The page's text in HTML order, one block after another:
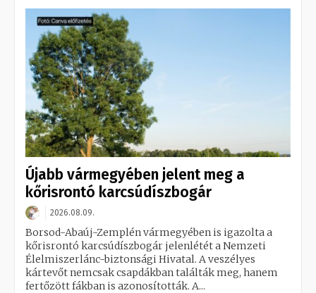
Újabb vármegyében jelent meg a
kőrisrontó karcsúdíszbogár
2026.08.09.
Borsod-Abaúj-Zemplén vármegyében is igazolta a
kőrisrontó karcsúdíszbogár jelenlétét a Nemzeti
Élelmiszerlánc-biztonsági Hivatal. A veszélyes
kártevőt nemcsak csapdákban találták meg, hanem
fertőzött fákban is azonosították. A...